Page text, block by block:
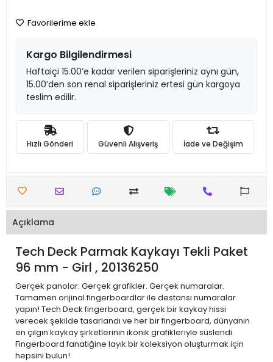
Favorilerime ekle
Kargo Bilgilendirmesi
Haftaiçi 15.00’e kadar verilen siparişleriniz aynı gün,
15.00’den son renal siparişleriniz ertesi gün kargoya
teslim edilir.
Hızlı Gönderi Güvenli Alışveriş İade ve Değişim
Açıklama
Tech Deck Parmak Kaykayı Tekli Paket
96 mm - Girl , 20136250
Gerçek panolar. Gerçek grafikler. Gerçek numaralar.
Tamamen orijinal fingerboardlar ile destansı numaralar
yapın! Tech Deck fingerboard, gerçek bir kaykay hissi
verecek şekilde tasarlandı ve her bir fingerboard, dünyanın
en çılgın kaykay şirketlerinin ikonik grafikleriyle süslendi.
Fingerboard fanatiğine layık bir koleksiyon oluşturmak için
hepsini bulun!